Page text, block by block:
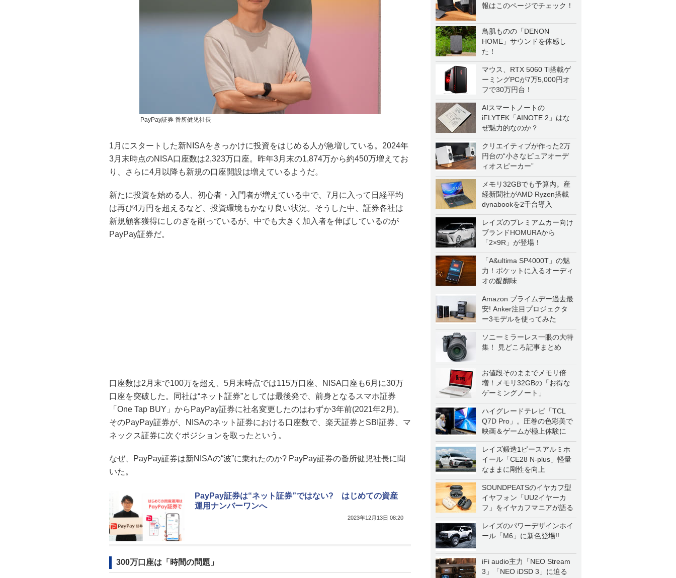
報はこのページでチェック！
鳥肌ものの「DENON
HOME」サウンドを体感し
た！
マウス、RTX 5060 Ti搭載ゲ
ーミングPCが7万5,000円オ
フで30万円台！
AIスマートノートの
iFLYTEK「AINOTE 2」はな
ぜ魅力的なのか？
クリエイティブが作った2万
円台の“小さなピュアオーデ
ィオスピーカー”
メモリ32GBでも予算内。産
経新聞社がAMD Ryzen搭載
dynabookを2千台導入
レイズのプレミアムカー向け
ブランドHOMURAから
「2×9R」が登場！
「A&ultima SP4000T」の魅
力！ポケットに入るオーディ
オの醍醐味
Amazon プライムデー過去最
安! Anker注目プロジェクタ
ー3モデルを使ってみた
ソニーミラーレス一眼の大特
集！ 見どころ記事まとめ
お値段そのままでメモリ倍
増！メモリ32GBの「お得な
ゲーミングノート」
ハイグレードテレビ「TCL
Q7D Pro」。圧巻の色彩美で
映画＆ゲームが極上体験に
レイズ鍛造1ピースアルミホ
イール「CE28 N-plus」軽量
なままに剛性を向上
SOUNDPEATSのイヤカフ型
イヤフォン「UU2イヤーカ
フ」をイヤカフマニアが語る
レイズのパワーデザインホイ
ール「M6」に新色登場!!
iFi audio主力「NEO Stream
3」「NEO iDSD 3」に迫る
PayPay証券 番所健児社長
1月にスタートした新NISAをきっかけに投資をはじめる人が急増している。2024年
3月末時点のNISA口座数は2,323万口座。昨年3月末の1,874万から約450万増えてお
り、さらに4月以降も新規の口座開設は増えているようだ。
新たに投資を始める人、初心者・入門者が増えている中で、7月に入って日経平均
は再び4万円を超えるなど、投資環境もかなり良い状況。そうした中、証券各社は
新規顧客獲得にしのぎを削っているが、中でも大きく加入者を伸ばしているのが
PayPay証券だ。
口座数は2月末で100万を超え、5月末時点では115万口座、NISA口座も6月に30万
口座を突破した。同社は“ネット証券”としては最後発で、前身となるスマホ証券
「One Tap BUY」からPayPay証券に社名変更したのはわずか3年前(2021年2月)。
そのPayPay証券が、NISAのネット証券における口座数で、楽天証券とSBI証券、マ
ネックス証券に次ぐポジションを取ったという。
なぜ、PayPay証券は新NISAの“波”に乗れたのか? PayPay証券の番所健児社長に聞
いた。
PayPay証券は“ネット証券”ではない? はじめての資産
運用ナンバーワンへ
2023年12月13日 08:20
300万口座は「時間の問題」